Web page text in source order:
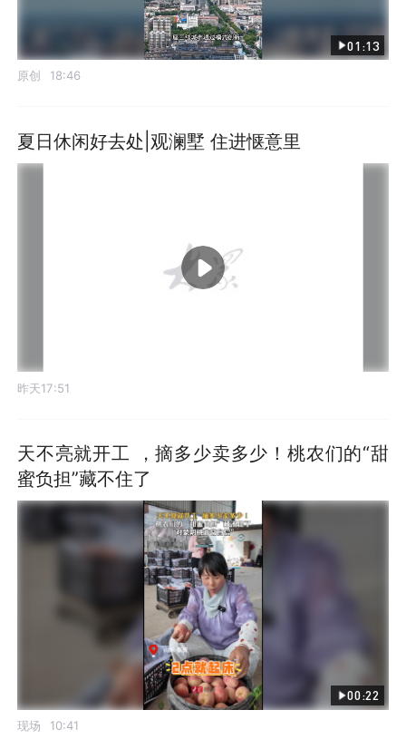
01:13
原创 18:46
夏日休闲好去处|观澜墅 住进惬意里
昨天17:51
天不亮就开工 ，摘多少卖多少！桃农们的“甜
蜜负担”藏不住了
00:22
现场 10:41